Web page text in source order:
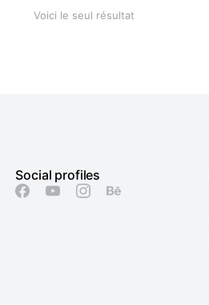
Voici le seul résultat
Social profiles